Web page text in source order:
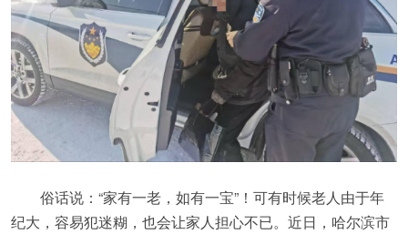
俗话说：“家有一老，如有一宝”！可有时候老人由于年
纪大，容易犯迷糊，也会让家人担心不已。近日，哈尔滨市